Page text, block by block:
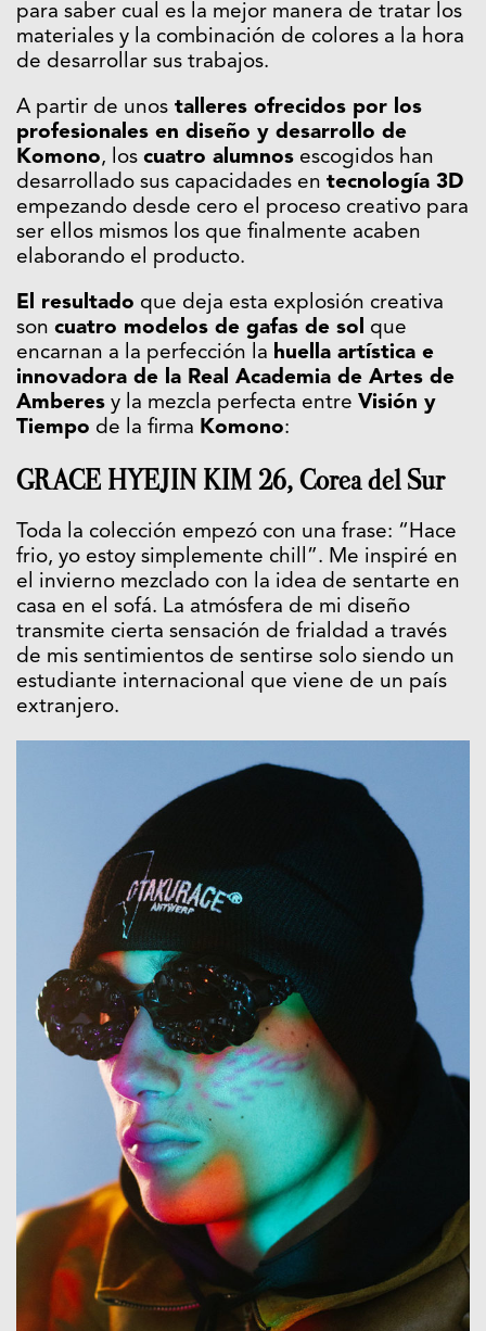
para saber cual es la mejor manera de tratar los
materiales y la combinación de colores a la hora
de desarrollar sus trabajos.
A partir de unos talleres ofrecidos por los
profesionales en diseño y desarrollo de
Komono, los cuatro alumnos escogidos han
desarrollado sus capacidades en tecnología 3D
empezando desde cero el proceso creativo para
ser ellos mismos los que finalmente acaben
elaborando el producto.
El resultado que deja esta explosión creativa
son cuatro modelos de gafas de sol
que
encarnan a la perfección la huella artística e
innovadora de la Real Academia de Artes de
Amberes y la mezcla perfecta entre Visión y
Tiempo de la firma Komono:
GRACE HYEJIN KIM 26, Corea del Sur
Toda la colección empezó con una frase: “Hace
frio, yo estoy simplemente chill”. Me inspiré en
el invierno mezclado con la idea de sentarte en
casa en el sofá. La atmósfera de mi diseño
transmite cierta sensación de frialdad a través
de mis sentimientos de sentirse solo siendo un
estudiante internacional que viene de un país
extranjero.